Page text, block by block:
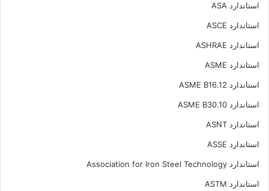
استاندارد ASA
استاندارد ASCE
استاندارد ASHRAE
استاندارد ASME
استاندارد ASME B16.12
استاندارد ASME B30.10
استاندارد ASNT
استاندارد ASSE
استاندارد Association for Iron Steel Technology
استاندارد ASTM